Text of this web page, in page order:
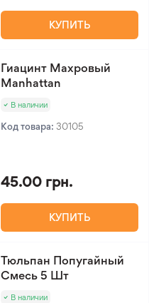
КУПИТЬ
Гиацинт Махровый
Manhattan
В наличии
Код товара: 30105
45.00 грн.
КУПИТЬ
Тюльпан Попугайный
Смесь 5 Шт
В наличии